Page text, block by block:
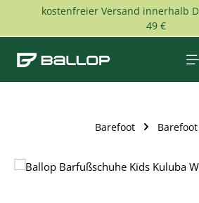
Zum Hauptinhalt springen
kostenfreier Versand innerhalb
49 €
Barefoot
Bildergalerie überspringen